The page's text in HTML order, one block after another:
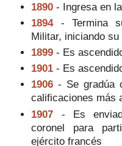
1890 - Ingresa en
1894- Termina
Militar, iniciando
1899 - Es
1901 - Es
1906 - Se gradúa
calificaciones más
1907 - Es
coronel para
ejército francés